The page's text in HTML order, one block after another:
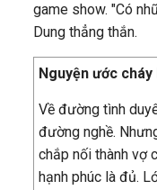
game show. "Có
Dung thẳng thắn.
Nguyện ước cháy
Về đường tình
đường nghề.
chắp nối thành vợ
hạnh phúc là đủ.